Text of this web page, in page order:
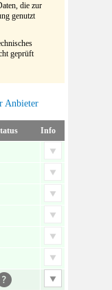
die zur
genutzt
geprüft